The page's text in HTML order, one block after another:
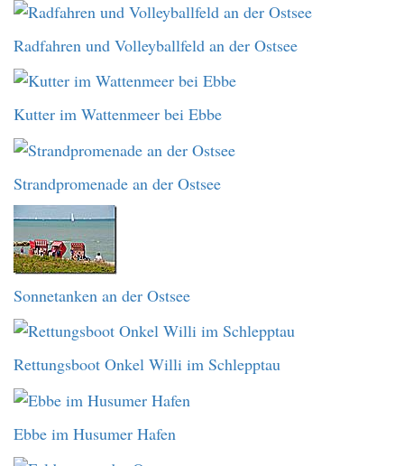
Radfahren und Volleyballfeld an der Ostsee
Kutter im Wattenmeer bei Ebbe
Strandpromenade an der Ostsee
Sonnetanken an der Ostsee
Rettungsboot Onkel Willi im Schlepptau
Ebbe im Husumer Hafen